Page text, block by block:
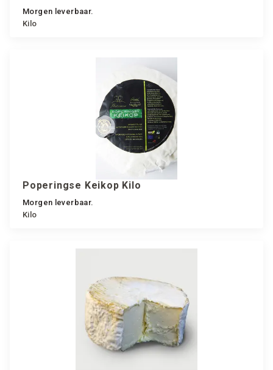
Morgen leverbaar.
Kilo
Poperingse Keikop Kilo
Morgen leverbaar.
Kilo